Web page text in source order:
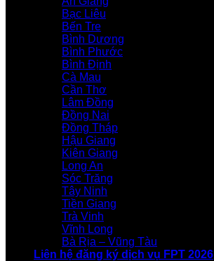
Bạc Liêu
Bến Tre
Bình Dương
Bình Phước
Bình Định
Cà Mau
Cần Thơ
Lâm Đồng
Đồng Nai
Đồng Tháp
Hậu Giang
Kiên Giang
Long An
Sóc Trăng
Tây Ninh
Tiền Giang
Trà Vinh
Vĩnh Long
Bà Rịa – Vũng Tàu
Liên hệ đăng ký dịch vụ FPT 2026